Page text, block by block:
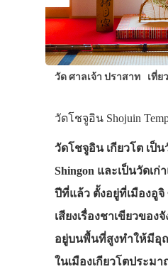
วัด ศาลเจ้า ปราสาท เที่ย
วัดโชจูอิน Shojuin
วัดโชจูอิน เกียวโต เป็น
Shingon และเป็นวัดเก่
ปีที่แล้ว ตั้งอยู่ที่เมืองอูจิ
เสียงเรื่องชาเขียวของ
อยู่บนพื้นที่สูงทำให้มีอุ
ในเมืองเกียวโตประม